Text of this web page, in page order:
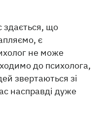
що
є
не може
до психолога,
звертаються зі
насправді дуже